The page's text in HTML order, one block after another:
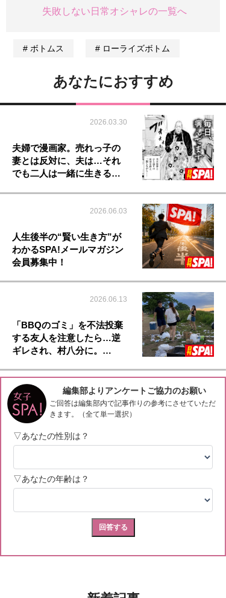
失敗しない日常オシャレの一覧へ
ボトムス ローライズボトム
あなたにおすすめ
2026.03.30
夫婦で漫画家。売れっ子の
妻とは反対に、夫は…それ
でも二人は一緒に生きる…
2026.06.03
人生後半の“賢い生き方”が
わかるSPA!メールマガジン
会員募集中！
2026.06.13
「BBQのゴミ」を不法投棄
する友人を注意したら…逆
ギレされ、村八分に。…